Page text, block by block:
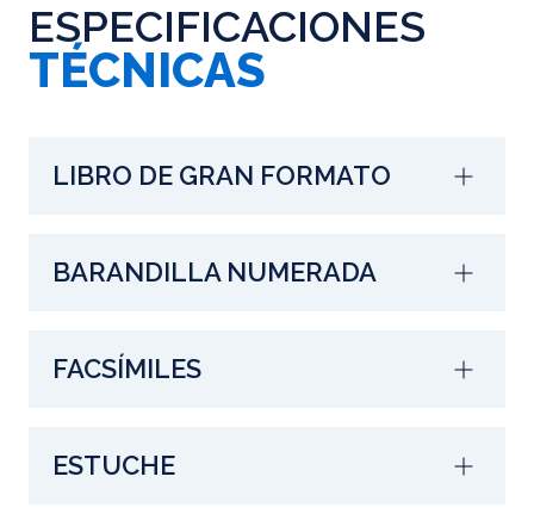
ESPECIFICACIONES
TÉCNICAS
LIBRO DE GRAN FORMATO
BARANDILLA NUMERADA
FACSÍMILES
ESTUCHE